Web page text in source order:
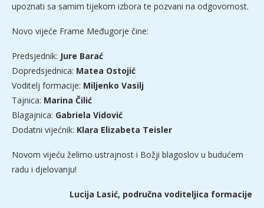
upoznati sa samim tijekom izbora te pozvani na odgovornost.
Novo vijeće Frame Međugorje čine:
Predsjednik: Jure Barać
Dopredsjednica: Matea Ostojić
Voditelj formacije: Miljenko Vasilj
Tajnica: Marina Čilić
Blagajnica: Gabriela Vidović
Dodatni vijećnik: Klara Elizabeta Teisler
Novom vijeću želimo ustrajnost i Božji blagoslov u budućem
radu i djelovanju!
Lucija Lasić, područna voditeljica formacije